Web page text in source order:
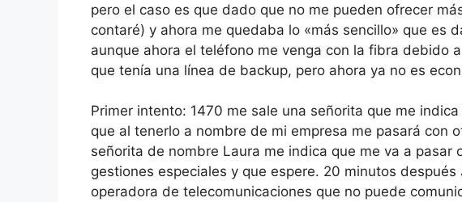
pero el caso es que dado que no me pueden ofrecer
contaré) y ahora me quedaba lo «más sencillo» que es
aunque ahora el teléfono me venga con la fibra debido
que tenía una línea de backup, pero ahora ya no es
Primer intento: 1470 me sale una señorita que me
que al tenerlo a nombre de mi empresa me pasará con
señorita de nombre Laura me indica que me va a
gestiones especiales y que espere. 20 minutos
operadora de telecomunicaciones que no puede